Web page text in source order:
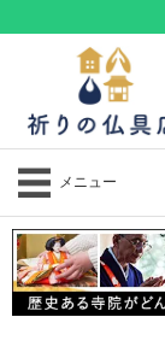
メニュー